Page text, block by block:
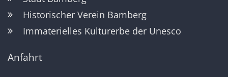
Historischer Verein Bamberg
Immaterielles Kulturerbe der Unesco
Anfahrt